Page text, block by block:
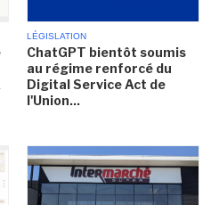
LÉGISLATION
ChatGPT bientôt soumis
au régime renforcé du
Digital Service Act de
l'Union...